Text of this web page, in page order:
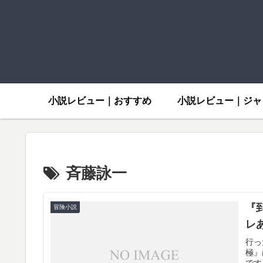
小説レビュー｜おすすめ 小説レビュー｜ジ
斉藤詠一
冒険小説
レ
行
極